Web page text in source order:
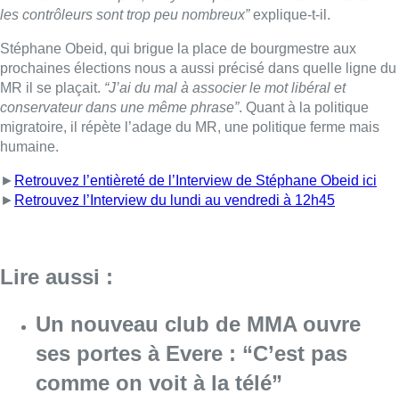
Lire aussi :
Un nouveau club de MMA ouvre
ses portes à Evere : “C’est pas
comme on voit à la télé”